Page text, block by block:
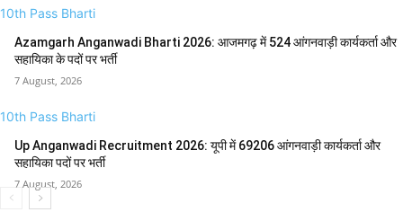
10th Pass Bharti
Azamgarh Anganwadi Bharti 2026: आजमगढ़ में 524 आंगनवाड़ी कार्यकर्ता और
सहायिका के पदों पर भर्ती
7 August, 2026
10th Pass Bharti
Up Anganwadi Recruitment 2026: यूपी में 69206 आंगनवाड़ी कार्यकर्ता और
सहायिका पदों पर भर्ती
7 August, 2026